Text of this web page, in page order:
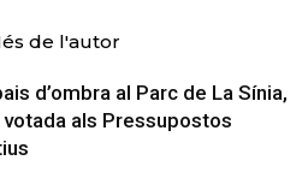
de l'autor
d’ombra al Parc de La Sínia,
als Pressupostos